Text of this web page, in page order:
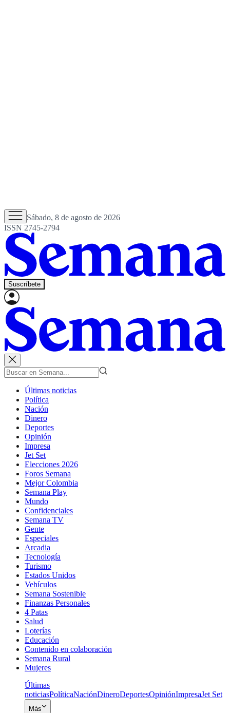
Sábado, 8 de agosto de 2026
ISSN 2745-2794
Suscríbete
Últimas noticias
Política
Nación
Dinero
Deportes
Opinión
Impresa
Jet Set
Elecciones 2026
Foros Semana
Mejor Colombia
Semana Play
Mundo
Confidenciales
Semana TV
Gente
Especiales
Arcadia
Tecnología
Turismo
Estados Unidos
Vehículos
Semana Sostenible
Finanzas Personales
4 Patas
Salud
Loterías
Educación
Contenido en colaboración
Semana Rural
Mujeres
Últimas
noticiasPolíticaNaciónDineroDeportesOpiniónImpresaJet Set
Más